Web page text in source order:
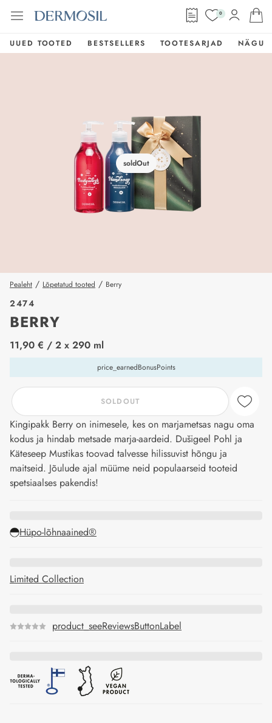
0
UUED TOOTED BESTSELLERS TOOTESARJAD NÄGU
soldOut
Pealeht / Lõpetatud tooted / Berry
2474
BERRY
price_label
11,90 € / 2 x 290 ml
price_earnedBonusPoints
SOLDOUT
Kingipakk Berry on inimesele, kes on marjametsas nagu oma
kodus ja hindab metsade marja-aardeid. Dušigeel Pohl ja
Käteseep Mustikas toovad talvesse hilissuvist hõngu ja
maitseid. Jõulude ajal müüme neid populaarseid tooteid
spetsiaalses pakendis!
Hüpo-lõhnaained®
Limited Collection
product_seeReviewsButtonLabel